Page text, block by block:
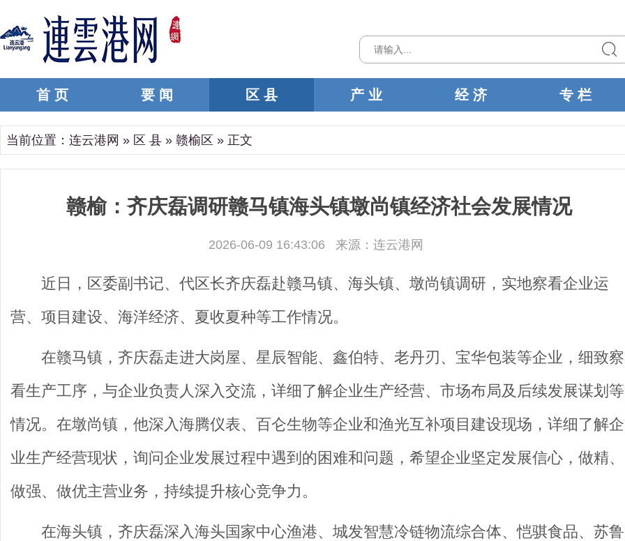
首 页 要 闻 区 县 产 业 经 济 专 栏
当前位置： 连云港网 » 区 县 » 赣榆区 » 正文
赣榆：齐庆磊调研赣马镇海头镇墩尚镇经济社会发展情况
2026-06-09 16:43:06 来源：连云港网
近日，区委副书记、代区长齐庆磊赴赣马镇、海头镇、墩尚镇调研，实地察看企业运
营、项目建设、海洋经济、夏收夏种等工作情况。
在赣马镇，齐庆磊走进大岗屋、星辰智能、鑫伯特、老丹刃、宝华包装等企业，细致察
看生产工序，与企业负责人深入交流，详细了解企业生产经营、市场布局及后续发展谋划等
情况。在墩尚镇，他深入海腾仪表、百仑生物等企业和渔光互补项目建设现场，详细了解企
业生产经营现状，询问企业发展过程中遇到的困难和问题，希望企业坚定发展信心，做精、
做强、做优主营业务，持续提升核心竞争力。
在海头镇，齐庆磊深入海头国家中心渔港、城发智慧冷链物流综合体、恺骐食品、苏鲁